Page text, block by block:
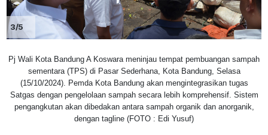
3/5
Pj Wali Kota Bandung A Koswara meninjau tempat pembuangan sampah
sementara (TPS) di Pasar Sederhana, Kota Bandung, Selasa
(15/10/2024). Pemda Kota Bandung akan mengintegrasikan tugas
Satgas dengan pengelolaan sampah secara lebih komprehensif. Sistem
pengangkutan akan dibedakan antara sampah organik dan anorganik,
dengan tagline (FOTO : Edi Yusuf)